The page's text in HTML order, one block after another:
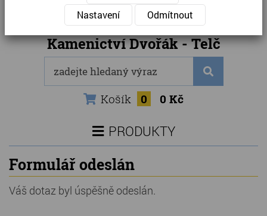
Naše kamenictví
Internetový obchod
Kamenictví Dvořák - Telč
Košík 0 0 Kč
PRODUKTY
NOVINKY
Formulář odeslán
Váš dotaz byl úspěšně odeslán.
Nastavení
Odmítnout